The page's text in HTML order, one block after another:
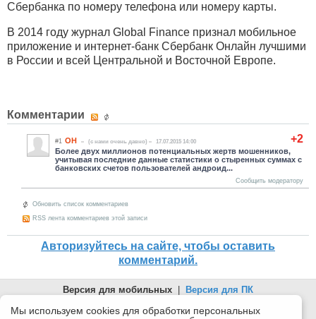
Сбербанка по номеру телефона или номеру карты.
В 2014 году журнал Global Finance признал мобильное
приложение и интернет-банк Сбербанк Онлайн лучшими
в России и всей Центральной и Восточной Европе.
Комментарии
+2
#1 ОН (c нами очень давно) 17.07.2015 14:00
Более двух миллионов потенциальных жертв мошенников,
учитывая последние данные статистики о стыренных суммах с
банковских счетов пользователей андроид...
Сообщить модератору
Обновить список комментариев
RSS лента комментариев этой записи
Авторизуйтесь на сайте, чтобы оставить
комментарий.
Версия для мобильных
Версия для ПК
© 2026 Беломорканал Северодвинск tv29.ru
Мы используем cookies для обработки персональных